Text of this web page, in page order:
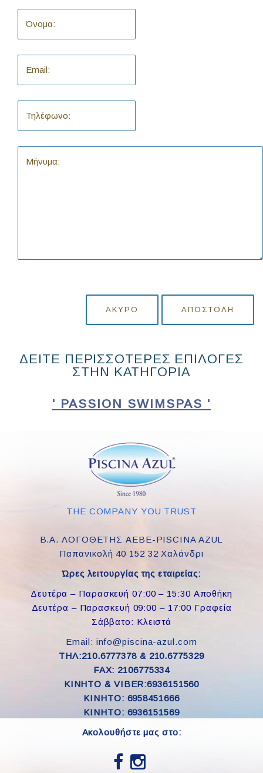
ΆΚΥΡΟ ΑΠΟΣΤΟΛΉ
ΔΕΙΤΕ ΠΕΡΙΣΣΟΤΕΡΕΣ ΕΠΙΛΟΓΕΣ
ΣΤΗΝ ΚΑΤΗΓΟΡΙΑ
' PASSION SWIMSPAS '
THE COMPANY YOU TRUST
Β.Α. ΛΟΓΟΘΕΤΗΣ ΑΕΒΕ-PISCINA AZUL
Παπανικολή 40 152 32 Χαλάνδρι
Ώρες λειτουργίας της εταιρείας:
Δευτέρα – Παρασκευή 07:00 – 15:30 Αποθήκη
Δευτέρα – Παρασκευή 09:00 – 17:00 Γραφεία
Σάββατο: Κλειστά
Email: info@piscina-azul.com
ΤΗΛ:210.6777378 & 210.6775329
FAX: 2106775334
ΚΙΝΗΤΟ & VIBER:6936151560
KINHTO: 6958451666
KINHTO: 6936151569
Ακολουθήστε μας στο: